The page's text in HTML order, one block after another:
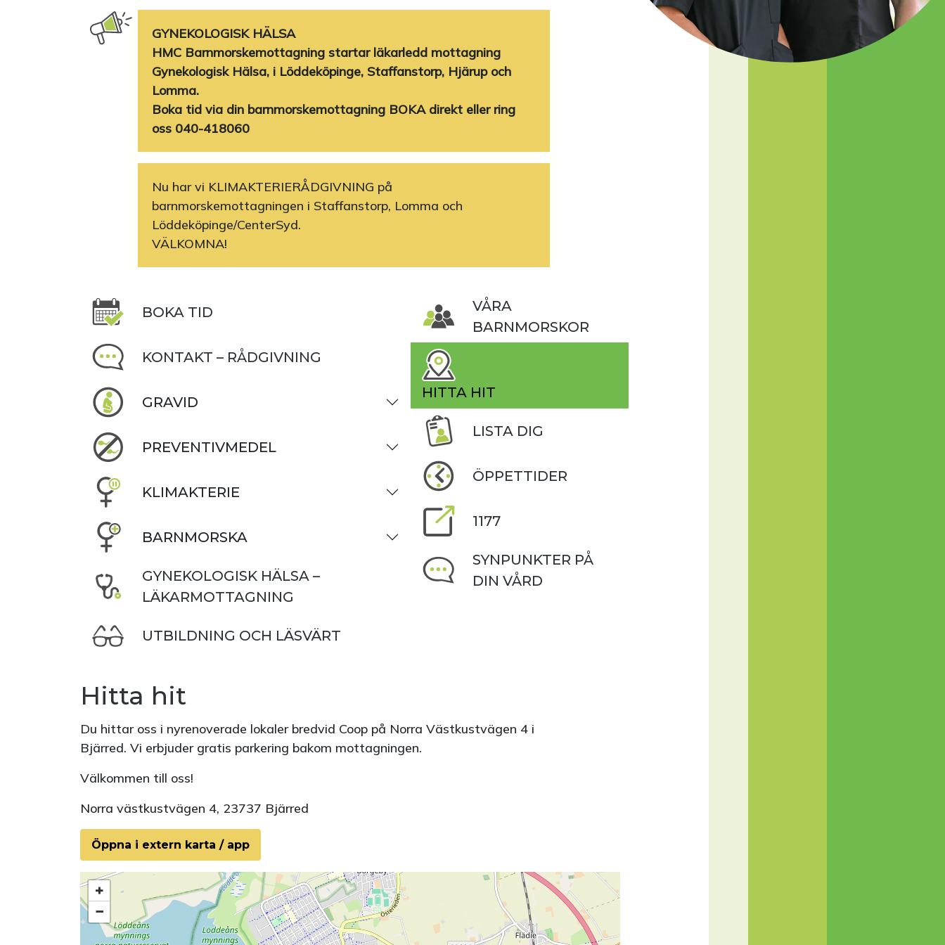
GYNEKOLOGISK HÄLSA
HMC Barnmorskemottagning startar läkarledd mottagning
Gynekologisk Hälsa, i Löddeköpinge, Staffanstorp, Hjärup och
Lomma.
Boka tid via din barnmorskemottagning BOKA direkt eller ring
oss 040-418060
Nu har vi KLIMAKTERIERÅDGIVNING på
barnmorskemottagningen i Staffanstorp, Lomma och
Löddeköpinge/CenterSyd.
VÄLKOMNA!
BOKA TID
KONTAKT – RÅDGIVNING
GRAVID
PREVENTIVMEDEL
KLIMAKTERIE
BARNMORSKA
GYNEKOLOGISK HÄLSA –
LÄKARMOTTAGNING
UTBILDNING OCH LÄSVÄRT
VÅRA
BARNMORSKOR
HITTA HIT
LISTA DIG
ÖPPETTIDER
1177
SYNPUNKTER PÅ
DIN VÅRD
Hitta hit
Du hittar oss i nyrenoverade lokaler bredvid Coop på Norra Västkustvägen 4 i
Bjärred. Vi erbjuder gratis parkering bakom mottagningen.
Välkommen till oss!
Norra västkustvägen 4, 23737 Bjärred
Öppna i extern karta / app
+
−